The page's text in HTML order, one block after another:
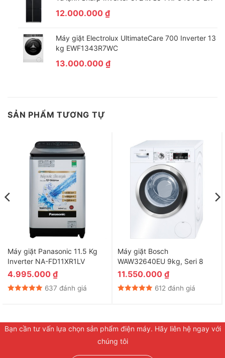
Với gia đình có trẻ nhỏ hiếu động, các loại máy gia dụng đang
hoạt động là nguy hiểm tiềm tàng dẫn đến nhiều rủi ro. Bằng
cách trang bị tính năng khóa trẻ em giúp khóa các bàn phím lại
khi máy đang giặt, tránh để trẻ nghịch phá.
Tiện ích này còn giúp khóa cửa máy giặt trước, đảm bảo trẻ
không mở cửa quá lâu gây ra các rủi ro như tràn nước hoặc
12.000.000 ₫
Máy giặt Electrolux UltimateCare 700 Inverter 13
kg EWF1343R7WC
13.000.000 ₫
SẢN PHẨM TƯƠNG TỰ
Máy giặt Panasonic 11.5 Kg
Inverter NA-FD11XR1LV
4.995.000 ₫
637 đánh giá
Máy giặt Bosch
WAW32640EU 9kg, Seri 8
11.550.000 ₫
612 đánh giá
Bạn cần tư vấn lựa chọn sản phẩm điện máy. Hãy liên hệ ngay với
chúng tôi